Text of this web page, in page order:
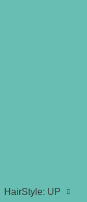
HairStyle: UP